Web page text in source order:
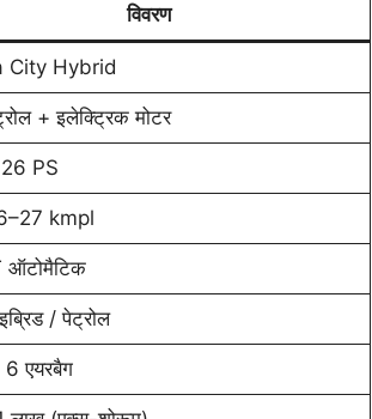
विवरण
City Hybrid
+ इलेक्ट्रिक मोटर
PS
kmpl
ऑटोमैटिक
/ पेट्रोल
एयरबैग